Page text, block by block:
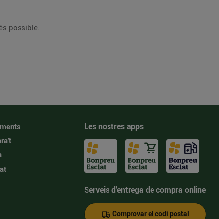
amb l’energia de Catalunya, tot és possible.
Les nostres apps
Serveis d'entrega de compra online
Comprovar el codi postal